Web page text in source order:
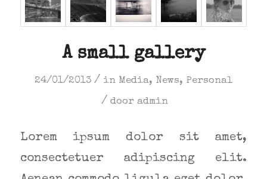
A small gallery
24/01/2013 / in Media, News, Personal
/ door admin
Lorem ipsum dolor sit amet,
consectetuer adipiscing elit.